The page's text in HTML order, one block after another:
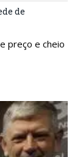
de
preço e cheio